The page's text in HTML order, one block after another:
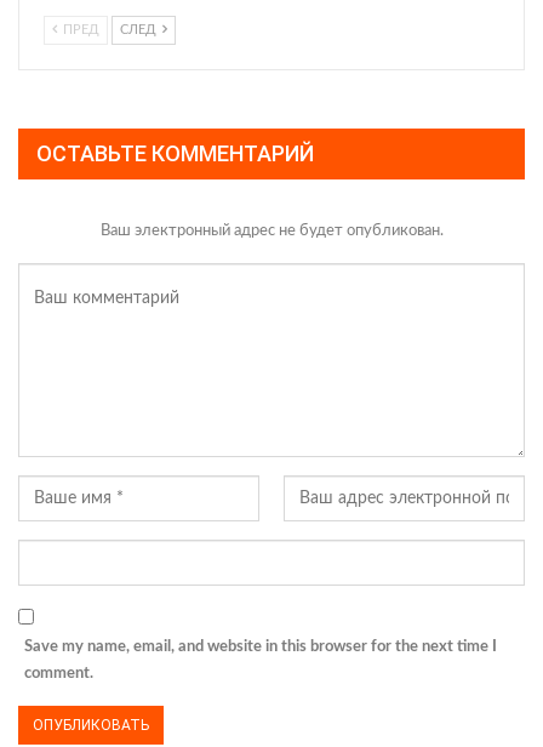
ПРЕД СЛЕД
ОСТАВЬТЕ КОММЕНТАРИЙ
Ваш электронный адрес не будет опубликован.
Save my name, email, and website in this browser for the next time I
comment.